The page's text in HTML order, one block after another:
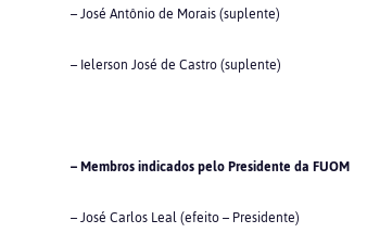
– José Antônio de Morais (suplente)
– Ielerson José de Castro (suplente)
– Membros indicados pelo Presidente da FUOM
– José Carlos Leal (efeito – Presidente)